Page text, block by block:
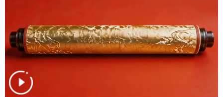
北京 天津 河北 山西
辽宁 吉林 上海 江苏
浙江